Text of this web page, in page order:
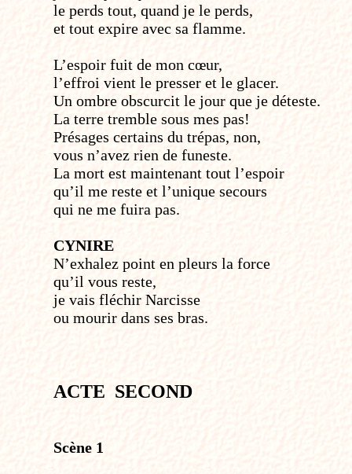
le perds tout, quand je le perds,
et tout expire avec sa flamme.
L’espoir fuit de mon cœur,
l’effroi vient le presser et le glacer.
Un ombre obscurcit le jour que je déteste.
La terre tremble sous mes pas!
Présages certains du trépas, non,
vous n’avez rien de funeste.
La mort est maintenant tout l’espoir
qu’il me reste et l’unique secours
qui ne me fuira pas.
CYNIRE
N’exhalez point en pleurs la force
qu’il vous reste,
je vais fléchir Narcisse
ou mourir dans ses bras.
ACTE SECOND
Scène 1